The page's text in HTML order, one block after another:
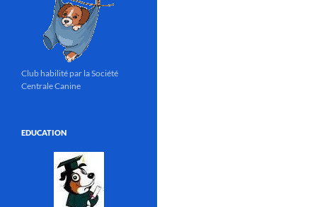
Club habilité par la Société
Centrale Canine
EDUCATION